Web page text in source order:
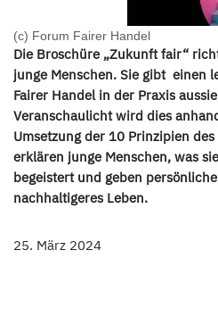
(c) Forum Fairer Handel
Die Broschüre „Zukunft fair“
junge Menschen. Sie gibt einen
Fairer Handel in der Praxis
Veranschaulicht wird dies
Umsetzung der 10 Prinzipien
erklären junge Menschen, was
begeistert und geben
nachhaltigeres Leben.
25. März 2024